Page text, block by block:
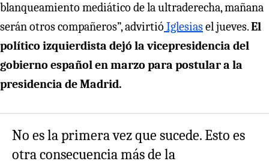
blanqueamiento mediático de la ultraderecha, mañana
serán otros compañeros”, advirtió Iglesiasel jueves.El
político izquierdista dejó la vicepresidencia del
gobierno español en marzo para postular a la
presidencia de Madrid.
No es la primera vez que sucede. Esto es
otra consecuencia más de la